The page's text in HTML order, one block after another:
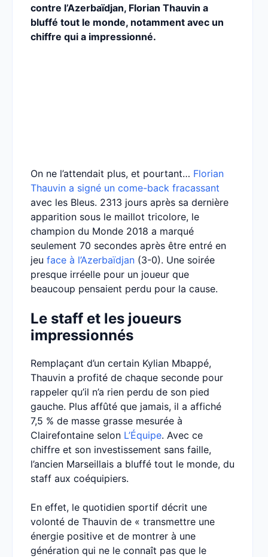
contre l’Azerbaïdjan, Florian Thauvin a
bluffé tout le monde, notamment avec un
chiffre qui a impressionné.
On ne l’attendait plus, et pourtant… Florian
Thauvin a signé un come-back fracassant
avec les Bleus. 2313 jours après sa dernière
apparition sous le maillot tricolore, le
champion du Monde 2018 a marqué
seulement 70 secondes après être entré en
jeu face à l’Azerbaïdjan (3-0). Une soirée
presque irréelle pour un joueur que
beaucoup pensaient perdu pour la cause.
Le staff et les joueurs
impressionnés
Remplaçant d’un certain Kylian Mbappé,
Thauvin a profité de chaque seconde pour
rappeler qu’il n’a rien perdu de son pied
gauche. Plus affûté que jamais, il a affiché
7,5 % de masse grasse mesurée à
Clairefontaine selon L’Équipe. Avec ce
chiffre et son investissement sans faille,
l’ancien Marseillais a bluffé tout le monde, du
staff aux coéquipiers.
En effet, le quotidien sportif décrit une
volonté de Thauvin de « transmettre une
énergie positive et de montrer à une
génération qui ne le connaît pas que le